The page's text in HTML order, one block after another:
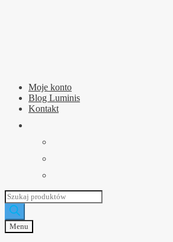
Moje konto
Blog Luminis
Kontakt
Wyszukiwarka
produktów
Menu